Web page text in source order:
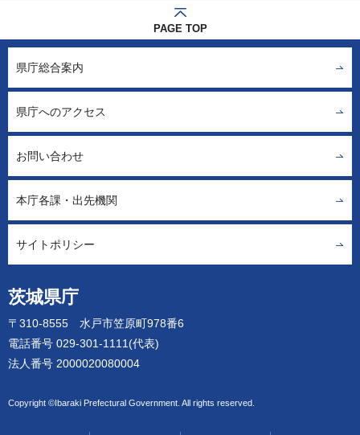
PAGE TOP
茨城県庁
〒310-8555 水戸市笠原町978番6
電話番号 029-301-1111(代表)
法人番号 2000020080004
Copyright ©Ibaraki Prefectural Government. All rights reserved.
県庁総合案内
県庁へのアクセス
お問い合わせ
本庁各課・出先機関
サイトポリシー